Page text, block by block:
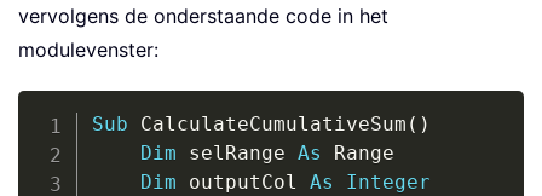
vervolgens de onderstaande code in het
modulevenster:
Sub CalculateCumulativeSum ( )
Dim selRange As Range
Dim outputCol As
Integer